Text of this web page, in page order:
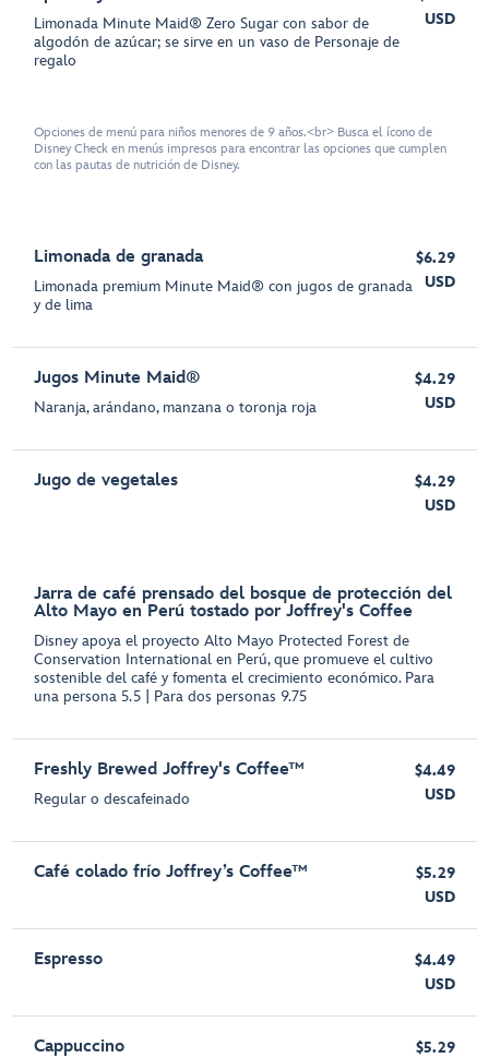
Limonada Minute Maid® Zero Sugar con sabor de
algodón de azúcar; se sirve en un vaso de Personaje de
regalo
USD
Opciones de menú para niños menores de 9 años.<br> Busca el ícono de
Disney Check en menús impresos para encontrar las opciones que cumplen
con las pautas de nutrición de Disney.
Limonada de granada
Limonada premium Minute Maid® con jugos de granada
y de lima
$6.29
USD
Jugos Minute Maid®
Naranja, arándano, manzana o toronja roja
$4.29
USD
Jugo de vegetales
$4.29
USD
Jarra de café prensado del bosque de protección del
Alto Mayo en Perú tostado por Joffrey's Coffee
Disney apoya el proyecto Alto Mayo Protected Forest de
Conservation International en Perú, que promueve el cultivo
sostenible del café y fomenta el crecimiento económico. Para
una persona 5.5 | Para dos personas 9.75
Freshly Brewed Joffrey's Coffee™
Regular o descafeinado
$4.49
USD
Café colado frío Joffrey’s Coffee™
$5.29
USD
Espresso
$4.49
USD
Cappuccino
$5.29